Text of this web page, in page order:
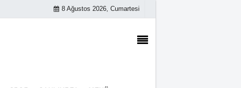
8 Ağustos 2026, Cumartesi